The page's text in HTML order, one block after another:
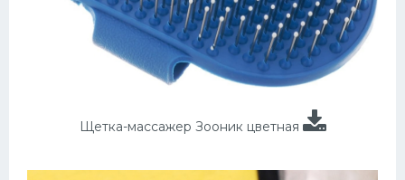
Щетка-массажер Зооник цветная